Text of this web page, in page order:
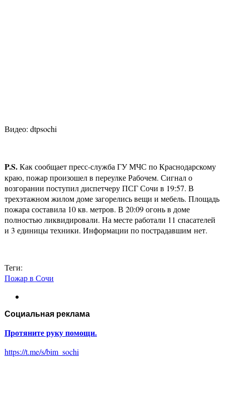
Видео: dtpsochi
P.S.Как сообщает пресс-служба ГУ МЧС по Краснодарскому
краю, пожар произошел в переулке Рабочем. Сигнал о
возгорании поступил диспетчеру ПСГ Сочи в 19:57. В
трехэтажном жилом доме загорелись вещи и мебель. Площадь
пожара составила 10 кв. метров. В 20:09 огонь в доме
полностью ликвидировали. На месте работали 11 спасателей
и 3 единицы техники. Информации по пострадавшим нет.
Теги:
Пожар в Сочи
Социальная реклама
Протяните руку помощи.
https://t.me/s/bim_sochi